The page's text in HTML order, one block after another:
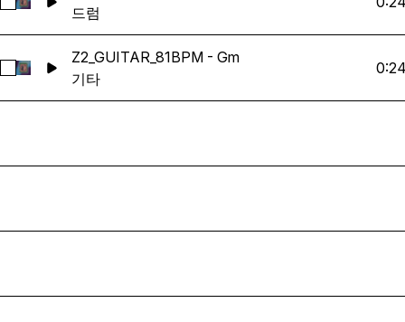
Z2_DRUMS_81BPM - Gm 선택
드럼
Z2_GUITAR_81BPM - Gm 선택
Z2_GUITAR_81BPM - Gm
기타